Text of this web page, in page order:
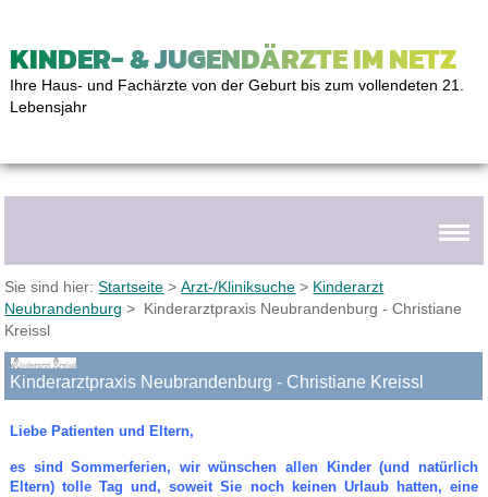
KINDER- & JUGENDÄRZTE IM NETZ
Ihre Haus- und Fachärzte von der Geburt bis zum vollendeten 21.
Lebensjahr
Sie sind hier:Startseite >Arzt-/Kliniksuche > Kinderarzt
Neubrandenburg > Kinderarztpraxis Neubrandenburg - Christiane
Kreissl
Kinderarztpraxis Neubrandenburg - Christiane Kreissl
Liebe Patienten und Eltern,
es sind Sommerferien, wir wünschen allen Kinder (und natürlich
Eltern) tolle Tag und, soweit Sie noch keinen Urlaub hatten, eine